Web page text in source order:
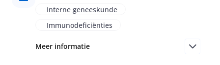
Interne geneeskunde
Immunodeficiënties
Meer informatie